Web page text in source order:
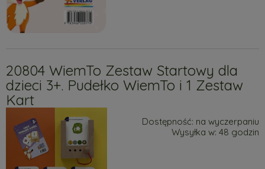
20804 WiemTo Zestaw Startowy dla
dzieci 3+. Pudełko WiemTo i 1 Zestaw
Kart
Dostępność: na wyczerpaniu
Wysyłka w: 48 godzin